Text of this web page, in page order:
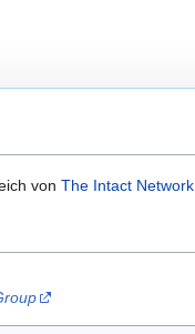
von The Intact Network